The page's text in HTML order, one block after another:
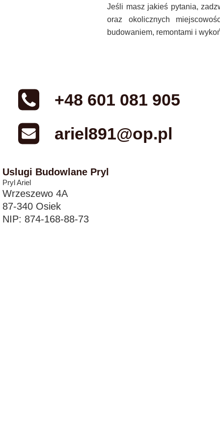
Uslugi Budowlane Pryl
Pryl Ariel
Wrzeszewo 4A
87-340 Osiek
NIP: 874-168-88-73
+48 601 081 905
ariel891@op.pl
Jeśli masz jakieś pytania,
oraz okolicznych
budowaniem, remontami i